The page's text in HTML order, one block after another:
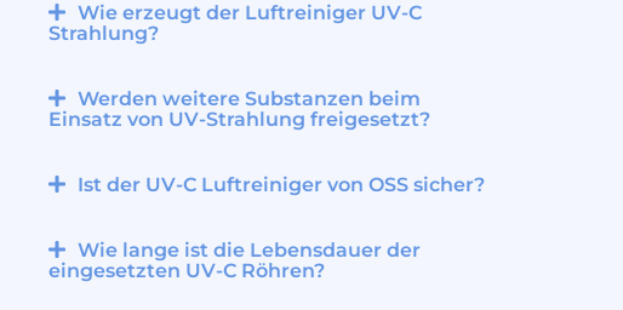
Wie erzeugt der Luftreiniger UV-C
Strahlung?
Werden weitere Substanzen beim
Einsatz von UV-Strahlung freigesetzt?
Ist der UV-C Luftreiniger von OSS sicher?
Wie lange ist die Lebensdauer der
eingesetzten UV-C Röhren?